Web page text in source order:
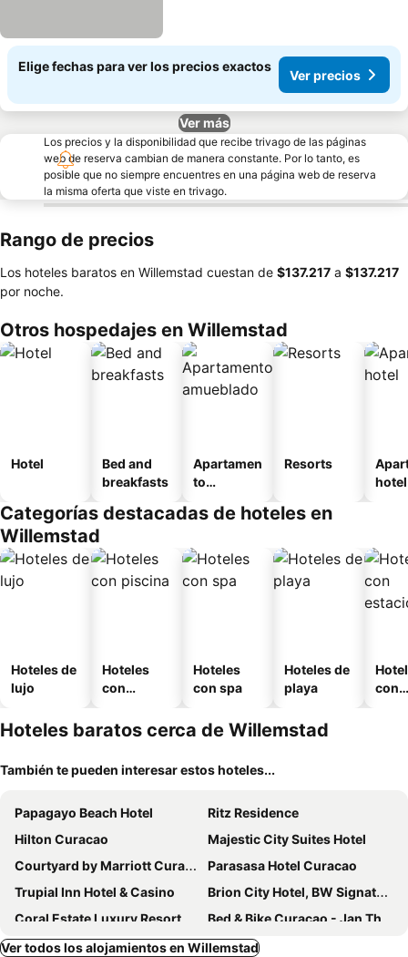
Elige fechas para ver los precios exactos
Ver precios
Ver más
Los precios y la disponibilidad que recibe trivago de las páginas
web de reserva cambian de manera constante. Por lo tanto, es
posible que no siempre encuentres en una página web de reserva
la misma oferta que viste en trivago.
Rango de precios
Los hoteles baratos en Willemstad cuestan de ‎$137.217 a ‎$137.217
por noche.
Otros hospedajes en Willemstad
Hotel
Bed and
breakfasts
Apartamen
to
o
Resorts
hotel
Categorías destacadas de hoteles en
Willemstad
Hoteles de
lujo
Hoteles
con
Hoteles
con spa
Hoteles de
playa
con
Hoteles baratos cerca de Willemstad
También te pueden interesar estos hoteles...
Papagayo Beach Hotel
Ritz Residence
Hilton Curacao
Majestic City Suites Hotel
Courtyard by Marriott Curacao
Parasasa Hotel Curacao
Trupial Inn Hotel & Casino
Brion City Hotel, BW Signature Collection
Coral Estate Luxury Resort
Bed & Bike Curacao - Jan Thiel
Quint's Travelers Inn
Elements Hotel & Shops Curaçao
Ver todos los alojamientos en Willemstad